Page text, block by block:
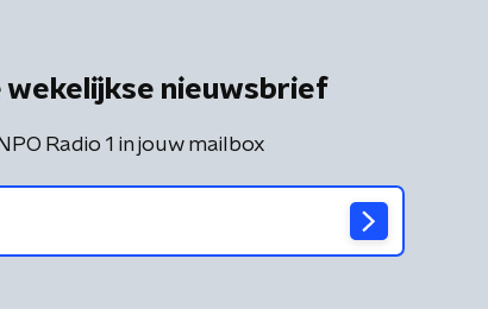
wekelijkse nieuwsbrief
Radio 1 in jouw mailbox